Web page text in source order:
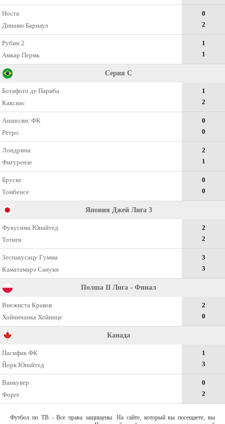
Носта
Динамо Барнаул
0
2
Рубин 2
Амкар Пермь
1
1
Серия C
Ботафого де Париба
Каксиас
1
2
Анаполис ФК
Ретро
0
0
Лондрина
Фигурензе
2
1
Бруске
Томбенсе
0
0
Япония Джей Лига 3
Фукусима Юнайтед
Тотиги
2
2
Зеспакусацу Гумма
Каматамарэ Сануки
3
3
Полша II Лига - Финал
Виежиста Краков
Хойничанка Хойнице
2
0
Канада
Пасифик ФК
Йорк Юнайтед
1
3
Ванкувер
Форге
0
2
Футбол по ТВ - Все права защищены. На сайте, который вы посещаете, вы